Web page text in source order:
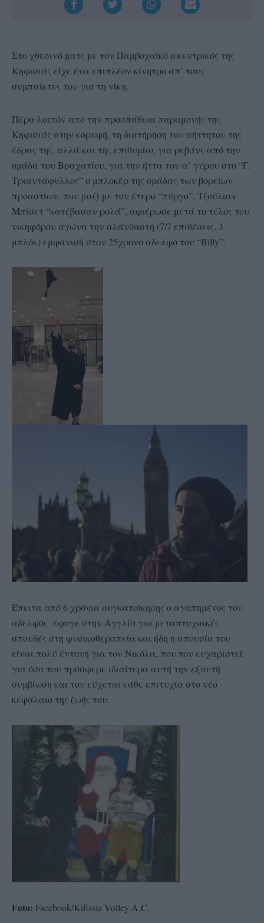
Στο χθεσινό ματς με τον Παμβοχαϊκό ο κεντρικός της
Κηφισιάς είχε ένα επιπλέον κίνητρο απ’ τους
συμπαίκτες του για τη νίκη.
Πέρα λοιπόν από την προσπάθεια παραμονής της
Κηφισιάς στην κορυφή, τη διατήρηση του αήττητου της
έδρας της, αλλά και της επιθυμίας για ρεβάνς από την
ομάδα του Βραχατίου, για την ήττα του α’ γύρου στο “Γ.
Τριαντάφυλλος” ο μπλοκέρ της ομάδας των βορείων
προαστίων, που μαζί με τον έτερο “πύργο”, Τζούλιαν
Μπίσετ “κατέβασαν ρολά”, αφιέρωσε μετά το τέλος του
νικηφόρου αγώνα την αλάνθαστη (7/7 επιθέσεις, 3
μπλόκ) εμφάνισή στον 25χρονο αδελφό του “Billy”.
Έπειτα από 6 χρόνια συγκατοίκησης ο αγαπημένος του
αδελφός έφυγε στην Αγγλία για μεταπτυχιακές
σπουδές στη φυσικοθεραπεία και ήδη η απουσία του
είναι πολύ έντονη για τον Νικόλα, που τον ευχαριστεί
για όσα του πρόσφερε ιδιαίτερα αυτή την εξαετή
συμβίωση και του εύχεται κάθε επιτυχία στο νέο
κεφάλαιο της ζωής του.
Foto: Facebook/Kifissia Volley A.C.